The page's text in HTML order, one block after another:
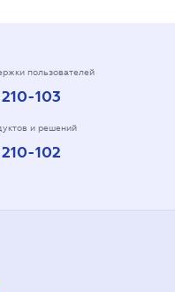
пользователей
103
и решений
102